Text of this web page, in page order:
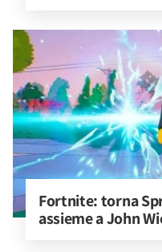
Fortnite: torna
assieme a John